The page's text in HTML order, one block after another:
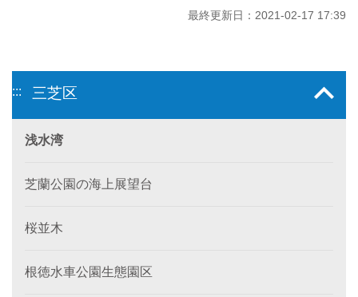
最終更新日：2021-02-17 17:39
::: 三芝区
浅水湾
芝蘭公園の海上展望台
桜並木
根徳水車公園生態園区